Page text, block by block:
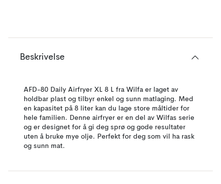
Beskrivelse
AFD-80 Daily Airfryer XL 8 L fra Wilfa er laget av
holdbar plast og tilbyr enkel og sunn matlaging. Med
en kapasitet på 8 liter kan du lage store måltider for
hele familien. Denne airfryer er en del av Wilfas serie
og er designet for å gi deg sprø og gode resultater
uten å bruke mye olje. Perfekt for deg som vil ha rask
og sunn mat.